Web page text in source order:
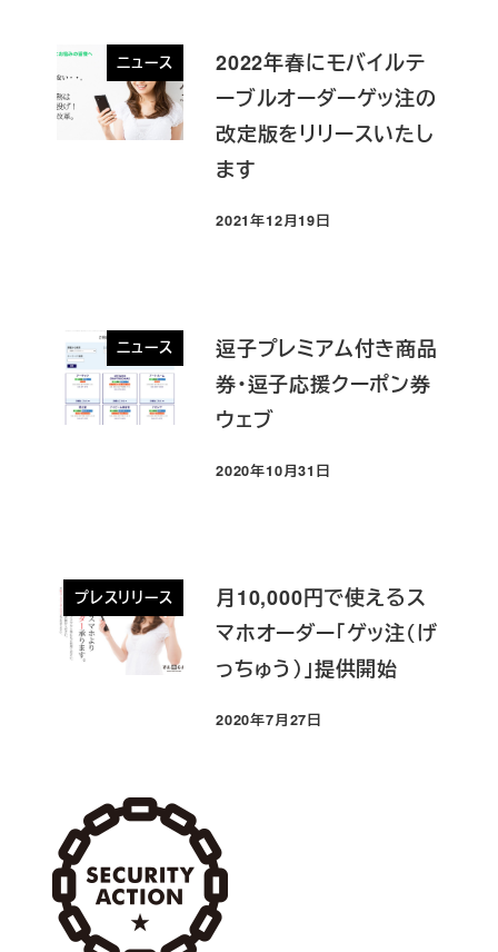
ニュース
2022年春にモバイルテ
ーブルオーダーゲッ注の
改定版をリリースいたし
ます
投稿日
2021年12月19日
ニュース
逗子プレミアム付き商品
券・逗子応援クーポン券
ウェブ
投稿日
2020年10月31日
プレスリリース
月10,000円で使えるス
マホオーダー「ゲッ注（げ
っちゅう）」提供開始
投稿日
2020年7月27日